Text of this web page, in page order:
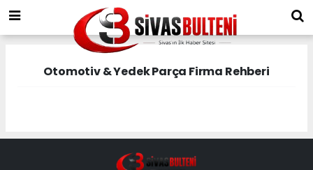
Otomotiv & Yedek Parça Firma Rehberi